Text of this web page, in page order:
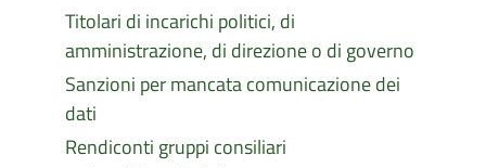
Titolari di incarichi politici, di
amministrazione, di direzione o di governo
Sanzioni per mancata comunicazione dei
dati
Rendiconti gruppi consiliari